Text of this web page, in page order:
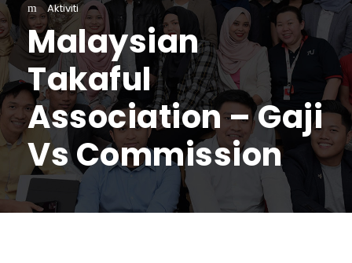
Aktiviti
Malaysian
Takaful
Association – Gaji
Vs Commission